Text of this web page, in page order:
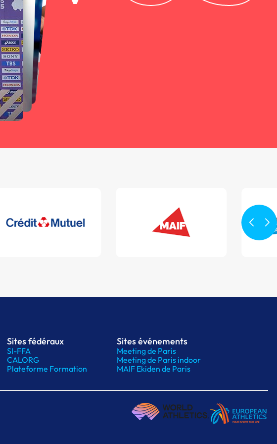
Sites fédéraux
SI-FFA
CALORG
Plateforme Formation
Sites événements
Meeting de Paris
Meeting de Paris indoor
MAIF Ekiden de Paris